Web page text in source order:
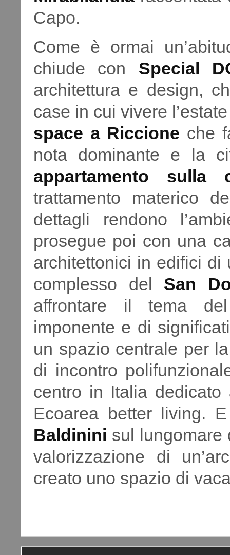
Capo.
Come è ormai
chiude con Special
architettura e design,
case in cui vivere
space a Riccione che
nota dominante e la
appartamento
trattamento materico
dettagli rendono
prosegue poi con una
architettonici in edifici di
complesso del San
affrontare il tema
imponente e di
un spazio centrale per
di incontro
centro in Italia
Ecoarea better living.
Baldinini sul lungomare
valorizzazione di
creato uno spazio di